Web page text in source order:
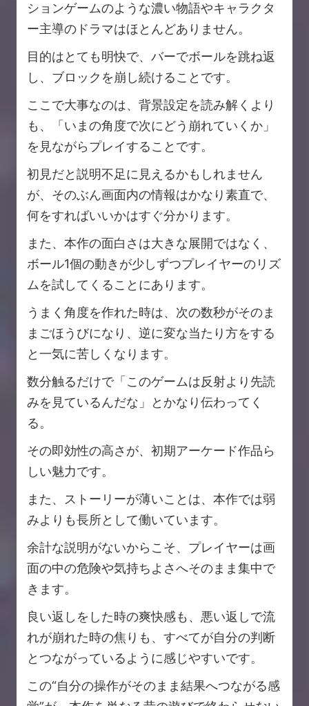
ションゲームのような濃い物語やキャラクタ
ー主導のドラマはほとんどありません。
目的はとても明快で、バーでボールを跳ね返
し、ブロックを崩し続けることです。
ここで大事なのは、背景設定を読み解くより
も、「いまの角度で次にどう崩れていくか」
を見ながらプレイすることです。
初見だと説明不足に見えるかもしれません
が、そのぶん画面内の情報はかなり素直で、
何をすればいいかはすぐ分かります。
また、本作の面白さは大きな展開ではなく、
ボール1個の動きが少しずつプレイヤーのリズ
ムを試してくることにあります。
うまく角度を作れた時は、次の数秒がそのま
まごほうびになり、逆に変な当たり方をする
と一気に苦しくなります。
数分触るだけで「このゲームは反射より先読
みを見ているんだな」とかなり伝わってく
る。
その即効性の高さが、初期アーケード作品ら
しい魅力です。
また、ストーリーが薄いことは、本作では弱
みよりも長所として働いています。
余計な説明がないからこそ、プレイヤーは画
面の中の危険や気持ちよさへそのまま集中で
きます。
良い返しをした時の爽快感も、悪い返しで流
れが崩れた時の焦りも、すべてが自分の判断
とつながっているように感じやすいです。
この“自分の操作がそのまま結果へつながる感